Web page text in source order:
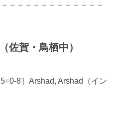
－－－－－－－－－－－－
佐賀・鳥栖中）
8］Arshad, Arshad（イン